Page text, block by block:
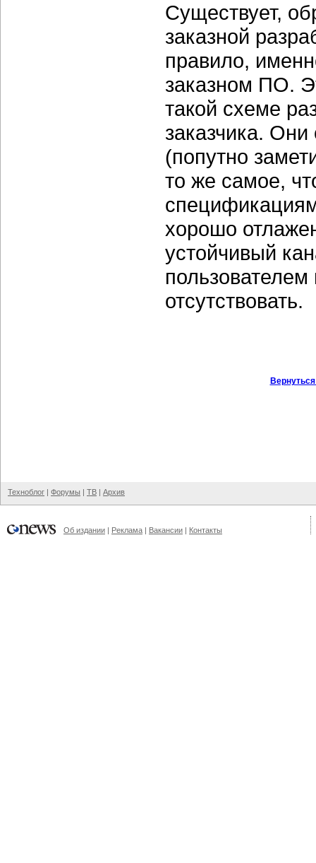
Существует,
заказной
правило,
заказном ПО.
такой схеме
заказчика.
(попутно
то же самое,
хорошо
устойчивый
отсутствовать.
Техноблог | Форумы | ТВ | Архив
Об издании | Реклама | Вакансии | Контакты